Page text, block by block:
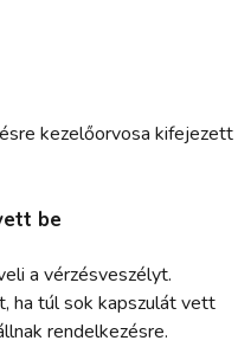
kezelőorvosa kifejezett
be
a vérzésveszélyt.
ha túl sok kapszulát vett
rendelkezésre.